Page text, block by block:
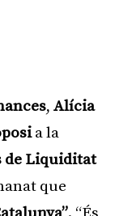
, Alícia
a la
de Liquiditat
que